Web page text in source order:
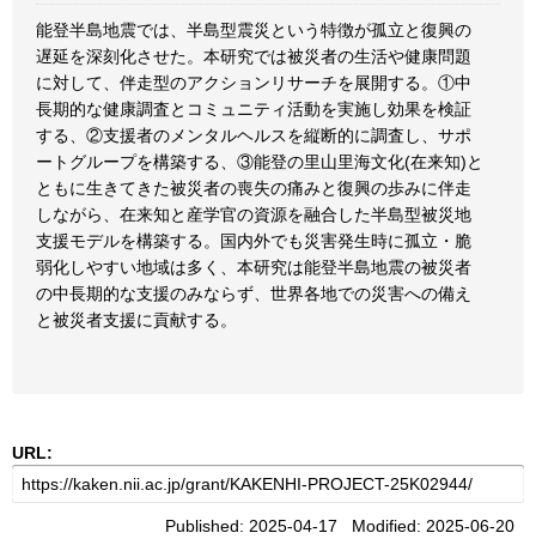
能登半島地震では、半島型震災という特徴が孤立と復興の
遅延を深刻化させた。本研究では被災者の生活や健康問題
に対して、伴走型のアクションリサーチを展開する。①中
長期的な健康調査とコミュニティ活動を実施し効果を検証
する、②支援者のメンタルヘルスを縦断的に調査し、サポ
ートグループを構築する、③能登の里山里海文化(在来知)と
ともに生きてきた被災者の喪失の痛みと復興の歩みに伴走
しながら、在来知と産学官の資源を融合した半島型被災地
支援モデルを構築する。国内外でも災害発生時に孤立・脆
弱化しやすい地域は多く、本研究は能登半島地震の被災者
の中長期的な支援のみならず、世界各地での災害への備え
と被災者支援に貢献する。
URL:
Published: 2025-04-17 Modified: 2025-06-20